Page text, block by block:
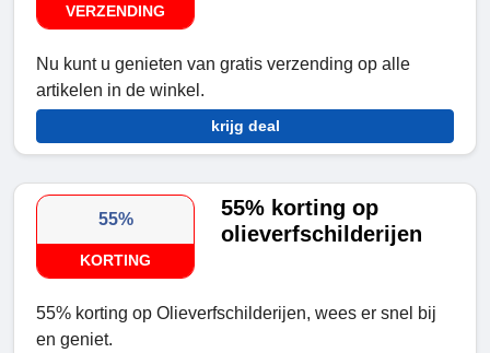
VERZENDING
Nu kunt u genieten van gratis verzending op alle
artikelen in de winkel.
krijg deal
55%
KORTING
55% korting op
olieverfschilderijen
55% korting op Olieverfschilderijen, wees er snel bij
en geniet.